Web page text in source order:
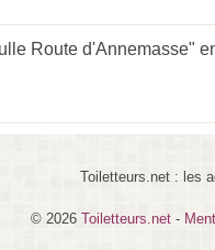
Route d'Annemasse"
Toiletteurs.net : les
© 2026 Toiletteurs.net -